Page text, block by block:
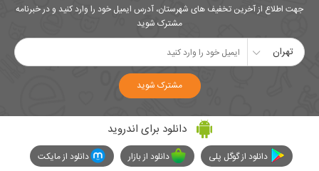
جهت اطلاع از آخرین تخفیف های شهرستان، آدرس ایمیل خود را وارد کنید و در خبرنامه
مشترک شوید
تهران
مشترک شوید
دانلود برای اندروید
دانلود از گوگل پلی دانلود از بازار دانلود از مایکت